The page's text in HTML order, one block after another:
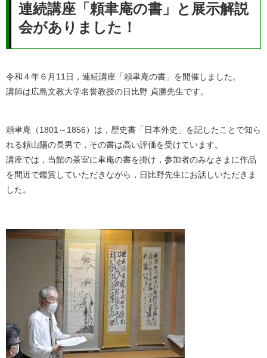
連続講座「頼聿庵の書」と展示解説
会がありました！
令和４年６月11日，連続講座「頼聿庵の書」を開催しました。
講師は広島文教大学名誉教授の日比野 貞勝先生です。
頼聿庵（1801～1856）は，歴史書「日本外史」を記したことで知ら
れる頼山陽の長男で，その書は高い評価を受けています。
講座では，当館の茶室に聿庵の書を掛け，参加者のみなさまに作品
を間近で鑑賞していただきながら，日比野先生にお話しいただきま
した。